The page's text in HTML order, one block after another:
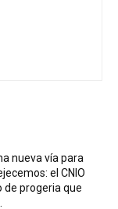
nueva vía para
el CNIO
de progeria que